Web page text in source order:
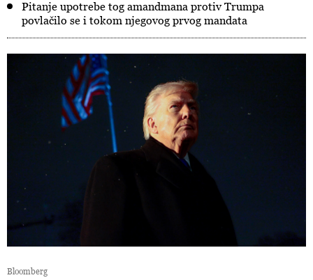
Pitanje upotrebe tog amandmana protiv Trumpa
povlačilo se i tokom njegovog prvog mandata
Bloomberg